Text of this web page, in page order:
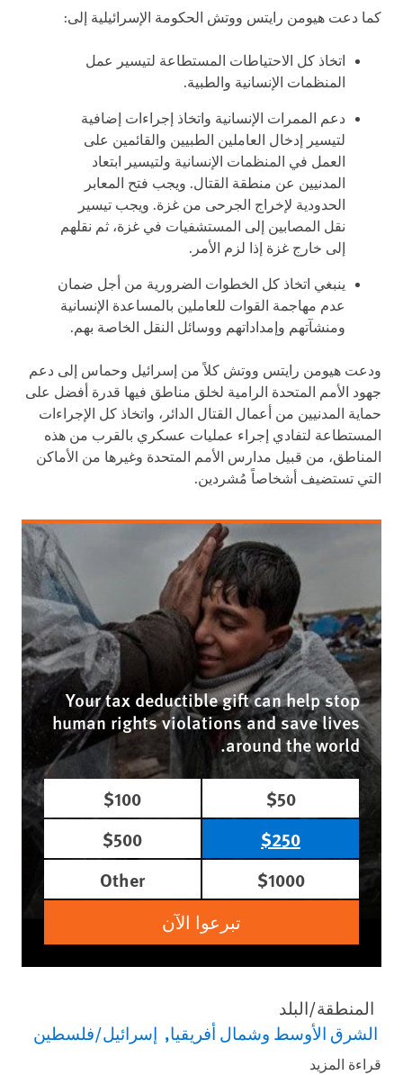
كما دعت هيومن رايتس ووتش الحكومة الإسرائيلية إلى:
اتخاذ كل الاحتياطات المستطاعة لتيسير عمل
المنظمات الإنسانية والطبية.
دعم الممرات الإنسانية واتخاذ إجراءات إضافية
لتيسير إدخال العاملين الطبيين والقائمين على
العمل في المنظمات الإنسانية ولتيسير ابتعاد
المدنيين عن منطقة القتال. ويجب فتح المعابر
الحدودية لإخراج الجرحى من غزة. ويجب تيسير
نقل المصابين إلى المستشفيات في غزة، ثم نقلهم
إلى خارج غزة إذا لزم الأمر.
ينبغي اتخاذ كل الخطوات الضرورية من أجل ضمان
عدم مهاجمة القوات للعاملين بالمساعدة الإنسانية
ومنشآتهم وإمداداتهم ووسائل النقل الخاصة بهم.
ودعت هيومن رايتس ووتش كلاً من إسرائيل وحماس إلى دعم
جهود الأمم المتحدة الرامية لخلق مناطق فيها قدرة أفضل على
حماية المدنيين من أعمال القتال الدائر، واتخاذ كل الإجراءات
المستطاعة لتفادي إجراء عمليات عسكري بالقرب من هذه
المناطق، من قبيل مدارس الأمم المتحدة وغيرها من الأماكن
التي تستضيف أشخاصاً مُشردين.
Your tax deductible gift can help stop
human rights violations and save lives
around the world.
$50
$100
$250
$500
$1000
Other
تبرعوا الآن
المنطقة/البلد
الشرق الأوسط وشمال أفريقيا إسرائيل/فلسطين
قراءة المزيد